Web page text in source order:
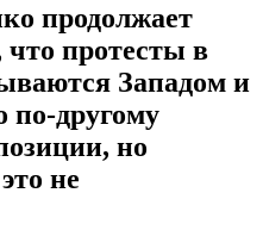
продолжает
что протесты в
Западом и
по-другому
но
не